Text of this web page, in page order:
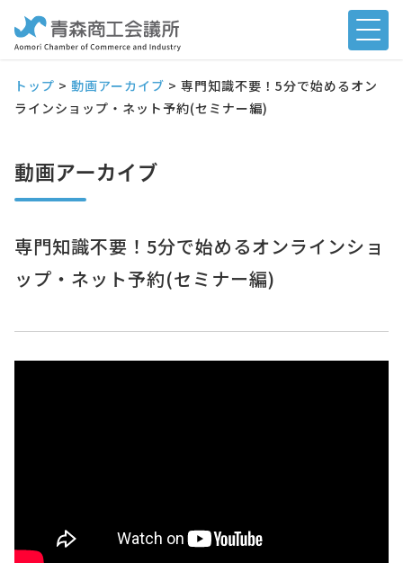
トップ > 動画アーカイブ > 専門知識不要！5分で始めるオン
ラインショップ・ネット予約(セミナー編)
動画アーカイブ
専門知識不要！5分で始めるオンラインショ
ップ・ネット予約(セミナー編)